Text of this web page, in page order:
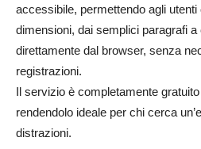
accessibile, permettendo agli
dimensioni, dai semplici paragrafi
direttamente dal browser, senza
registrazioni.
Il servizio è completamente
rendendolo ideale per chi cerca
distrazioni.